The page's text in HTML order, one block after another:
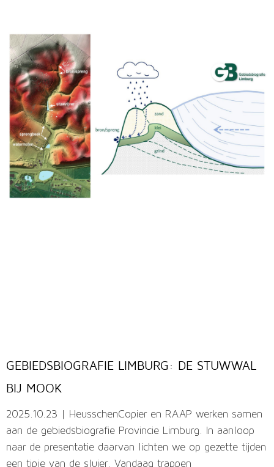
GEBIEDSBIOGRAFIE LIMBURG: DE STUWWAL
BIJ MOOK
2025.10.23 | HeusschenCopier en RAAP werken samen
aan de gebiedsbiografie Provincie Limburg. In aanloop
naar de presentatie daarvan lichten we op gezette tijden
een tipje van de sluier. Vandaag trappen